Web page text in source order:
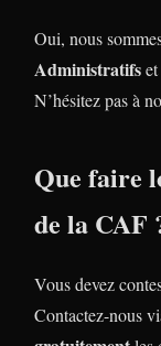
Oui, nous
Administratifset
N’hésitez pas à
Que faire
de la CAF
Vous devez
Contactez-nous